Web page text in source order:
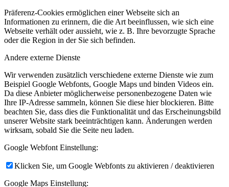
Präferenz-Cookies ermöglichen einer Webseite sich an
Informationen zu erinnern, die die Art beeinflussen, wie sich eine
Webseite verhält oder aussieht, wie z. B. Ihre bevorzugte Sprache
oder die Region in der Sie sich befinden.
Andere externe Dienste
Wir verwenden zusätzlich verschiedene externe Dienste wie zum
Beispiel Google Webfonts, Google Maps und binden Videos ein.
Da diese Anbieter möglicherweise personenbezogene Daten wie
Ihre IP-Adresse sammeln, können Sie diese hier blockieren. Bitte
beachten Sie, dass dies die Funktionalität und das Erscheinungsbild
unserer Website stark beeinträchtigen kann. Änderungen werden
wirksam, sobald Sie die Seite neu laden.
Google Webfont Einstellung:
Klicken Sie, um Google Webfonts zu aktivieren / deaktivieren
Google Maps Einstellung: